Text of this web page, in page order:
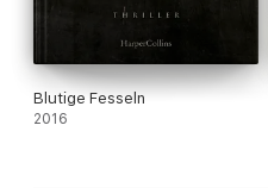
Blutige Fesseln
2016